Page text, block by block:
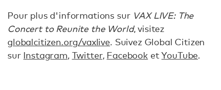
Pour plus d'informations sur VAX LIVE: The
Concert to Reunite the World, visitez
globalcitizen.org/vaxlive. Suivez Global Citizen
sur Instagram, Twitter, Facebook etYouTube.